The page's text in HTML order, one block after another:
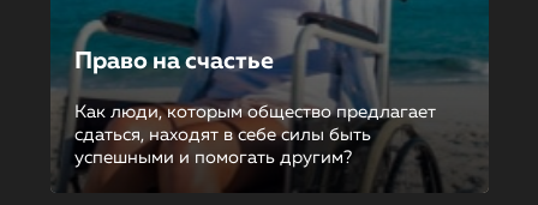
Право на счастье
Как люди, которым общество предлагает
сдаться, находят в себе силы быть
успешными и помогать другим?